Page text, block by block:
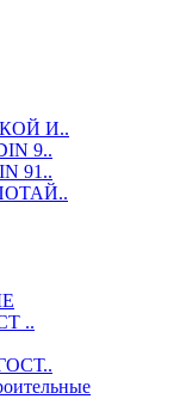
И..
9..
91..
..